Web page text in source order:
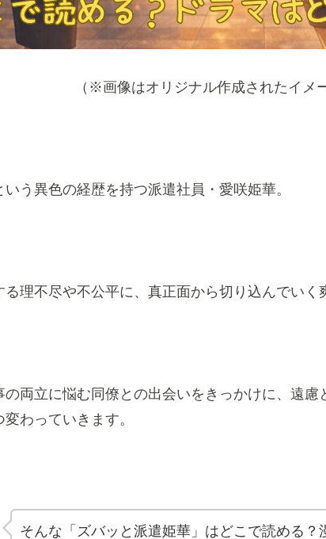
（※画像はオリジナル作成されたイメ
う異色の経歴を持つ派遣社員・愛咲姫華。
理不尽や不公平に、真正面から切り込んでいく
の両立に悩む同僚との出会いをきっかけに、遠
わっていきます。
そんな「ズバッと派遣姫華」はどこで読める